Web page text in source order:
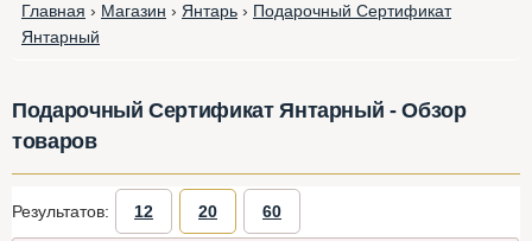
Главная › Магазин › Янтарь › Подарочный Сертификат
Янтарный
Подарочный Сертификат Янтарный - Обзор
товаров
Результатов: 12 20 60